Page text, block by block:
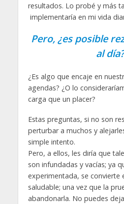
resultados. Lo probé y más
implementaría en mi vida
Pero, ¿es posible
al día?
¿Es algo que encaje en
agendas? ¿O lo
carga que un placer?
Estas preguntas, si no son
perturbar a muchos y
simple intento.
Pero, a ellos, les diría que
son infundadas y vacías; ya
experimentada, se convierte
saludable; una vez que la
abandonarla. No puedes